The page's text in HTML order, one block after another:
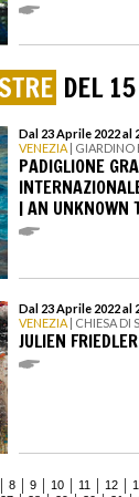
DEL
Dal 23 Aprile 2022 al
VENEZIA | GIARDINO
PADIGLIONE
| AN UNKNOWN
Dal 23 Aprile 2022 al
VENEZIA | CHIESA DI
JULIEN
8 9 10 11 12